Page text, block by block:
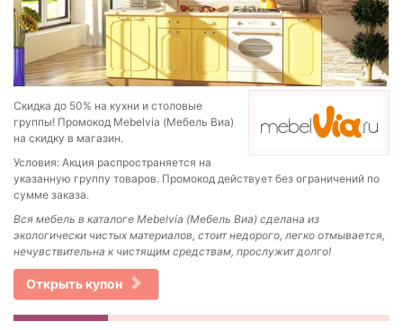
Скидка до 50% на кухни и столовые
группы! Промокод Mebelvia (Мебель Виа)
на скидку в магазин.
Условия: Акция распространяется на
указанную группу товаров. Промокод действует без ограничений по
сумме заказа.
Вся мебель в каталоге Mebelvia (Мебель Виа) сделана из
экологически чистых материалов, стоит недорого, легко отмывается,
нечувствительна к чистящим средствам, прослужит долго!
Открыть купон